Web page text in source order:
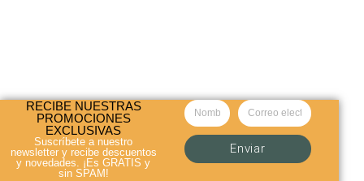
RECIBE NUESTRAS
PROMOCIONES
EXCLUSIVAS
Suscríbete a nuestro
newsletter y recibe descuentos
y novedades. ¡Es GRATIS y
sin SPAM!
Enviar